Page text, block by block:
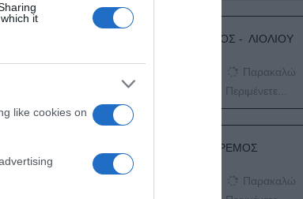
it
like cookies on
ΛΟΓΑΡΙΑΣΜΟΣ - ΛΙΟΛΙΟΥ
Παρακαλώ
Περιμένετε...
ΔΕΥΤΕΡΑ – ΡΕΜΟΣ
Παρακαλώ